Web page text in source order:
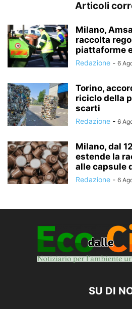
Articoli
Milano,
raccolta
piattaforme
Redazione - 6
Torino,
riciclo della
scarti
Redazione - 6
Milano, dal
estende la
alle capsule
Redazione - 6
SU DI